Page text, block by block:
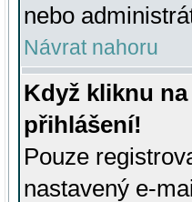
nebo
Návrat nahoru
Když kliknu
přihlášení!
Pouze
nastavený e-